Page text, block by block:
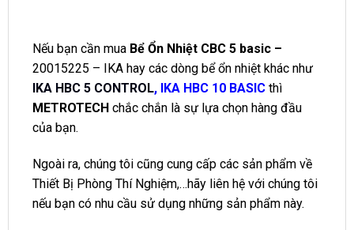
Nếu bạn cần mua Bể Ổn Nhiệt CBC 5 basic –
20015225 – IKA hay các dòng bể ổn nhiệt khác như
IKA HBC 5 CONTROL, IKA HBC 10 BASIC thì
METROTECH chắc chắn là sự lựa chọn hàng đầu
của bạn.
Ngoài ra, chúng tôi cũng cung cấp các sản phẩm về
Thiết Bị Phòng Thí Nghiệm,…hãy liên hệ với chúng tôi
nếu bạn có nhu cầu sử dụng những sản phẩm này.